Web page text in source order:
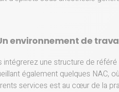
environnement de
intégrerez une structure de référé
également quelques NAC,
services est au cœur de la